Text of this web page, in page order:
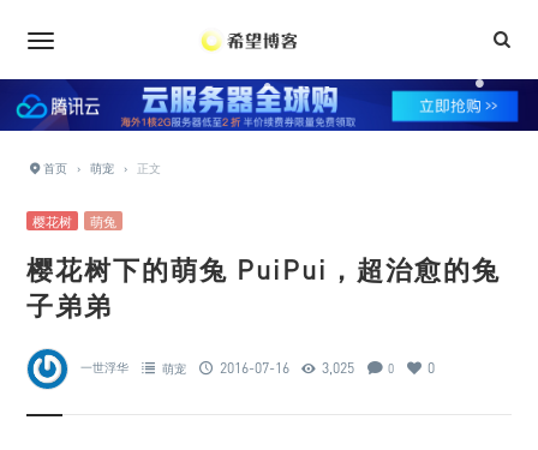
首页 › 萌宠 › 正文
樱花树 萌兔
樱花树下的萌兔 PuiPui，超治愈的兔
子弟弟
一世浮华 萌宠 2016-07-16 3,025 0 0
•
•
•